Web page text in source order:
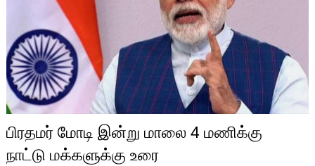
பிரதமர் மோடி இன்று மாலை 4 மணிக்கு
நாட்டு மக்களுக்கு உரை